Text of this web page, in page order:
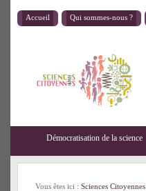
Accueil Qui sommes-nous ?
Démocratisation de la science
Vous êtes ici : Sciences Citoyennes